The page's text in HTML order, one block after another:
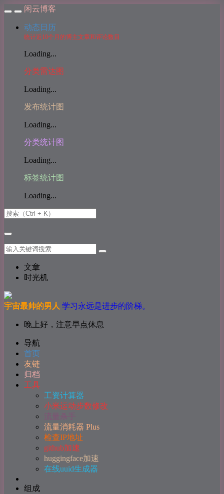
闲云博客
动态日历
统计近10个月的博主文章和评论数目
Loading...
分类雷达图
Loading...
发布统计图
Loading...
分类统计图
Loading...
标签统计图
Loading...
文章
时光机
宇宙最帅的男人 学习永远是进步的阶梯。
晚上好，注意早点休息
导航
首页
友链
归档
工具
工资计算器
小米运动步数修改
流量杀手
流量消耗器 Plus
检查IP地址
github加速
huggingface加速
在线uuid生成器
组成